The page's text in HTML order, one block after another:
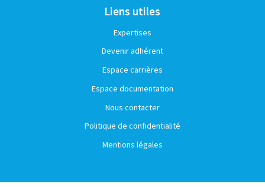
Liens utiles
Expertises
Devenir adhérent
Espace carrières
Espace documentation
Nous contacter
Politique de confidentialité
Mentions légales